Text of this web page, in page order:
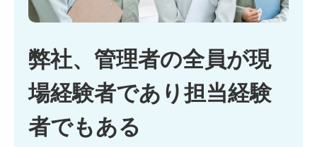
弊社、管理者の全員が現
場経験者であり担当経験
者でもある